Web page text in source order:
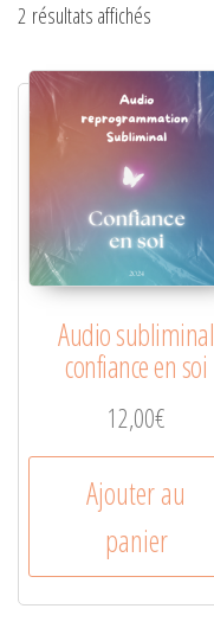
2 résultats affichés
Audio subliminal
confiance en soi
12,00€
Ajouter au
panier